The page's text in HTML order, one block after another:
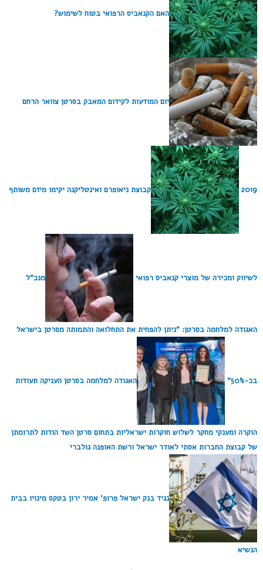
האם הקנאביס הרפואי בטוח לשימוש?
יום המודעות לקידום המאבק בסרטן צוואר הרחם
2019 קבוצת ניאופרם ואינטליקנה יקימו מיזם משותף
לשיווק ומכירה של מוצרי קנאביס רפואי מנכ"ל
האגודה למלחמה בסרטן: "ניתן להפחית את התחלואה והתמותה מסרטן בישראל
בכ-50%" האגודה למלחמה בסרטן העניקה תעודות
הוקרה ומענקי מחקר לשלוש חוקרות ישראליות בתחום סרטן השד הודות לתרומתן
של קבוצת החברות אסתי לאודר ישראל ורשת האופנה גולברי
נגיד בנק ישראל פרופ' אמיר ירון בטקס מינויו בבית
הנשיא